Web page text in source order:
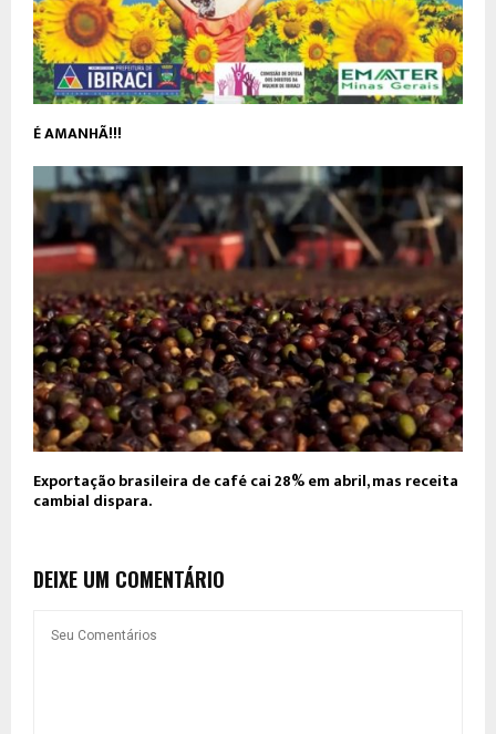
É AMANHÃ!!!
Exportação brasileira de café cai 28% em abril, mas receita
cambial dispara.
DEIXE UM COMENTÁRIO